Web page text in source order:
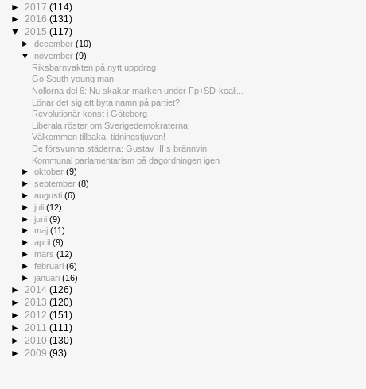
► 2017 (114)
► 2016 (131)
▼ 2015 (117)
►december(10)
▼ november(9)
Riksbarnvakten på nytt uppdrag
Go South young man
Nollorna del 6: Nu skakar marken under Fp+SD-koali...
Lönar det sig att byta namn på partiet?
Revolutionär konst i Göteborg
Liberala röster om Sverigedemokraterna
Välkommen tillbaka, tidningstjuven!
De försvunna städerna: Gustav III:s brännvin
Kommunal parlamentarism på dagordningen igen
►oktober(9)
►september(8)
►augusti(6)
►juli(12)
►juni(9)
► maj(11)
►april(9)
► mars(12)
►februari(6)
►januari(16)
► 2014 (126)
► 2013 (120)
► 2012 (151)
► 2011 (111)
► 2010 (130)
► 2009 (93)